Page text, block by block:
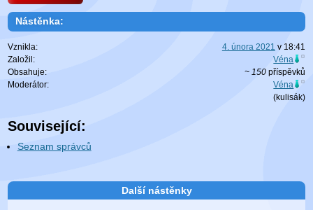
Nástěnka:
Vznikla: 4. února 2021 v 18:41
Založil:
Véna
Obsahuje:
~ 150příspěvků
Moderátor:
Véna
(kulisák)
Související:
Seznam správců
Další nástěnky